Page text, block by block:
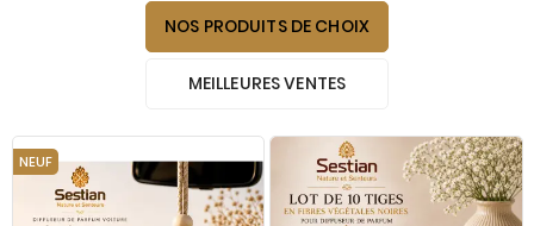
NOS PRODUITS DE CHOIX
MEILLEURES VENTES
NEUF